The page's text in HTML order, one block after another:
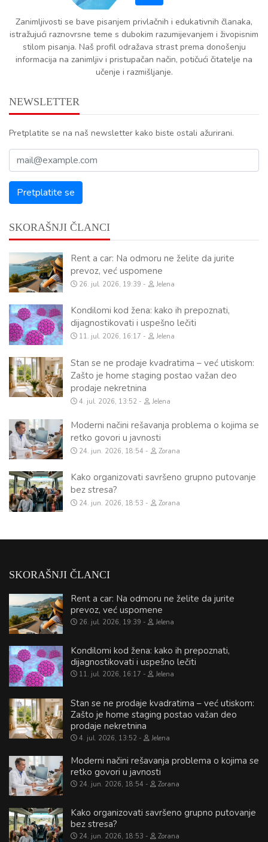
Zanimljivosti se bave pisanjem privlačnih i edukativnih članaka,
istražujući raznovrsne teme s dubokim razumijevanjem i živopisnim
stilom pisanja. Naš profil odražava strast prema donošenju
informacija na zanimljiv i pristupačan način, potičući čitatelje na
učenje i razmišljanje.
NEWSLETTER
Pretplatite se na naš newsletter kako biste ostali ažurirani.
SKORAŠNJI ČLANCI
Rent a car: Na odmoru ne želite da jurite
prevoz, već uspomene
26. jul. 2026, 19:39 Jelena
Kondilomi kod žena: kako ih prepoznati,
dijagnostikovati i uspešno lečiti
11. jul. 2026, 16:17 Jelena
Stan se ne prodaje kvadratima – već utiskom:
Zašto je home staging postao važan deo
prodaje nekretnina
4. jul. 2026, 13:52 Jelena
Moderni načini rešavanja problema o kojima se
retko govori u javnosti
24. jun. 2026, 18:54 Zorana
Kako organizovati savršeno grupno putovanje
bez stresa?
24. jun. 2026, 18:53 Zorana
SKORAŠNJI ČLANCI
Rent a car: Na odmoru ne želite da jurite
prevoz, već uspomene
26. jul. 2026, 19:39 Jelena
Kondilomi kod žena: kako ih prepoznati,
dijagnostikovati i uspešno lečiti
11. jul. 2026, 16:17 Jelena
Stan se ne prodaje kvadratima – već utiskom:
Zašto je home staging postao važan deo
prodaje nekretnina
4. jul. 2026, 13:52 Jelena
Moderni načini rešavanja problema o kojima se
retko govori u javnosti
24. jun. 2026, 18:54 Zorana
Kako organizovati savršeno grupno putovanje
bez stresa?
24. jun. 2026, 18:53 Zorana